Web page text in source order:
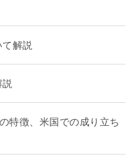
解説
特徴、米国での成り立ち